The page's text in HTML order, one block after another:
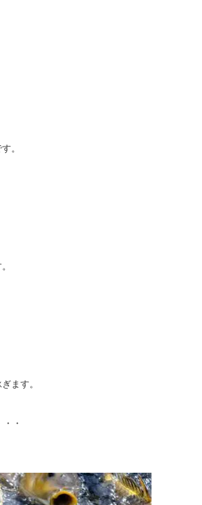
。
ます。
・